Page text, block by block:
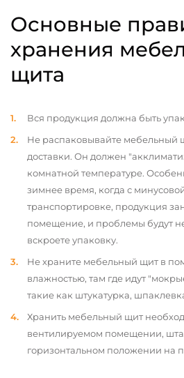
Основные
хранения
щита
Вся продукция должна быть
Не распаковывайте мебельный
доставки. Он должен
комнатной температуре.
зимнее время, когда с
транспортировке, продукция
помещение, и проблемы будут
вскроете упаковку.
Не храните мебельный щит в
влажностью, там где идут
такие как штукатурка,
Хранить мебельный щит
вентилируемом помещении,
горизонтальном положении на